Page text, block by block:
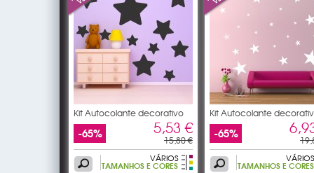
Kit Autocolante decorativo
18
-65% 5,53 €
15,80 €
VÁRIOS
TAMANHOS E CORES
Kit Autocolante
22
-65%
VÁRIOS
TAMANHOS E CORES